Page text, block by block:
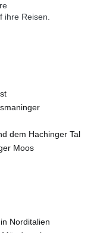
Reisen.
dem Hachinger Tal
Moos
Norditalien